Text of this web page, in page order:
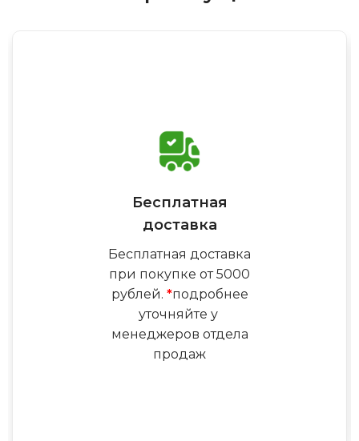
Бесплатная
доставка
Бесплатная доставка
при покупке от 5000
рублей. *подробнее
уточняйте у
менеджеров отдела
продаж